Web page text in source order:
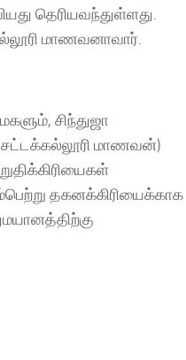
தெரியவந்துள்ளது.
மாணவனாவார்.
சிந்துஜா
மாணவன்)
தகனக்கிரியைக்காக